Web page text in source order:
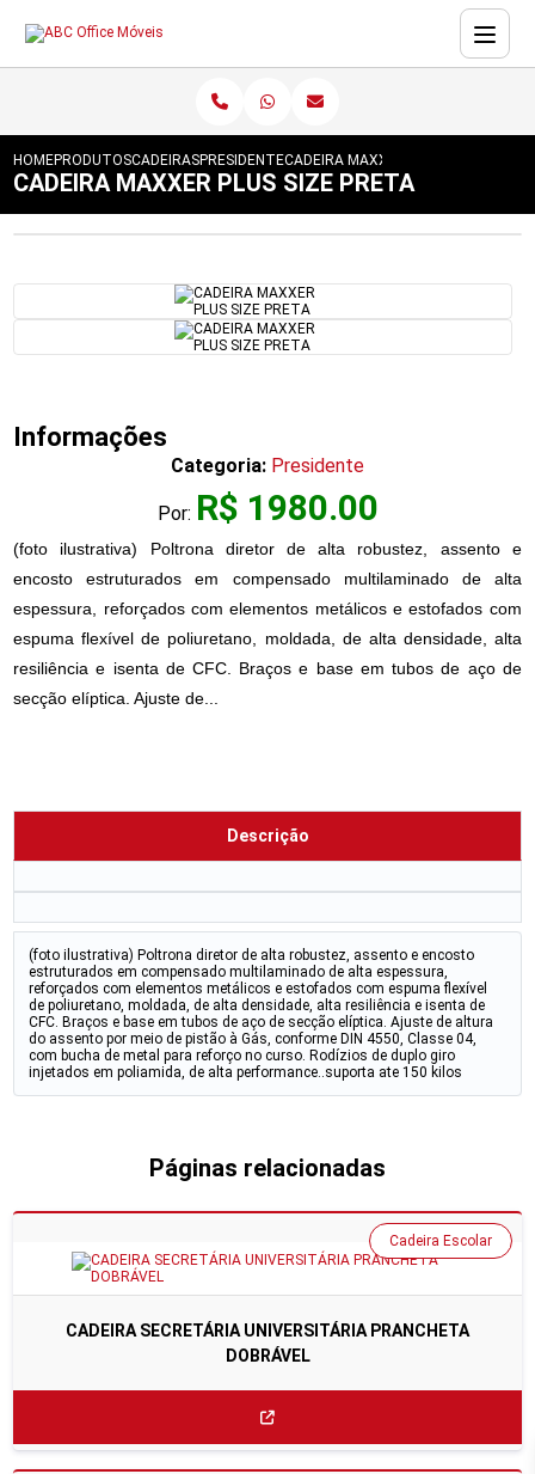
HOMEPRODUTOSCADEIRASPRESIDENTECADEIRA MAXXER PLUS SIZE PRETA
CADEIRA MAXXER PLUS SIZE PRETA
Informações
Categoria: Presidente
Por: R$ 1980.00
(foto ilustrativa) Poltrona diretor de alta robustez, assento e
encosto estruturados em compensado multilaminado de alta
espessura, reforçados com elementos metálicos e estofados com
espuma flexível de poliuretano, moldada, de alta densidade, alta
resiliência e isenta de CFC. Braços e base em tubos de aço de
secção elíptica. Ajuste de...
Descrição
(foto ilustrativa) Poltrona diretor de alta robustez, assento e encosto
estruturados em compensado multilaminado de alta espessura,
reforçados com elementos metálicos e estofados com espuma flexível
de poliuretano, moldada, de alta densidade, alta resiliência e isenta de
CFC. Braços e base em tubos de aço de secção elíptica. Ajuste de altura
do assento por meio de pistão à Gás, conforme DIN 4550, Classe 04,
com bucha de metal para reforço no curso. Rodízios de duplo giro
injetados em poliamida, de alta performance..suporta ate 150 kilos
Páginas relacionadas
CADEIRA SECRETÁRIA UNIVERSITÁRIA PRANCHETA
DOBRÁVEL
Cadeira Escolar